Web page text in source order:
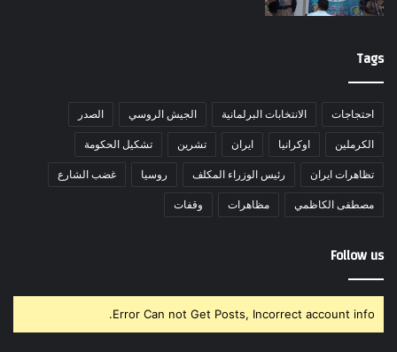
Tags
احتجاجات الانتخابات البرلمانية الجيش الروسي الصدر
الكرملين اوكرانيا ايران تشرين تشكيل الحكومة
تظاهرات ايران رئيس الوزراء المكلف روسيا غضب الشارع
مصطفى الكاظمي مظاهرات وقفات
Follow us
Error Can not Get Posts, Incorrect account info.